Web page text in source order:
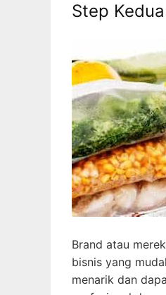
Step
Brand atau
bisnis yang
menarik dan